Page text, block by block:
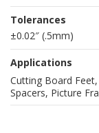
Tolerances
±0.02″ (.5mm)
Applications
Cutting Board
Spacers, Picture